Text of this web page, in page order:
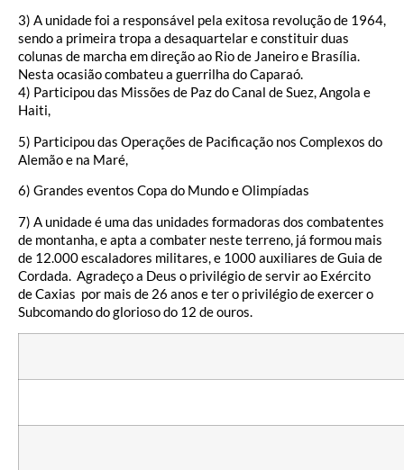
3) A unidade foi a responsável pela exitosa revolução de 1964,
sendo a primeira tropa a desaquartelar e constituir duas
colunas de marcha em direção ao Rio de Janeiro e Brasília.
Nesta ocasião combateu a guerrilha do Caparaó.
4) Participou das Missões de Paz do Canal de Suez, Angola e
Haiti,
5) Participou das Operações de Pacificação nos Complexos do
Alemão e na Maré,
6) Grandes eventos Copa do Mundo e Olimpíadas
7) A unidade é uma das unidades formadoras dos combatentes
de montanha, e apta a combater neste terreno, já formou mais
de 12.000 escaladores militares, e 1000 auxiliares de Guia de
Cordada. Agradeço a Deus o privilégio de servir ao Exército
de Caxias por mais de 26 anos e ter o privilégio de exercer o
Subcomando do glorioso do 12 de ouros.